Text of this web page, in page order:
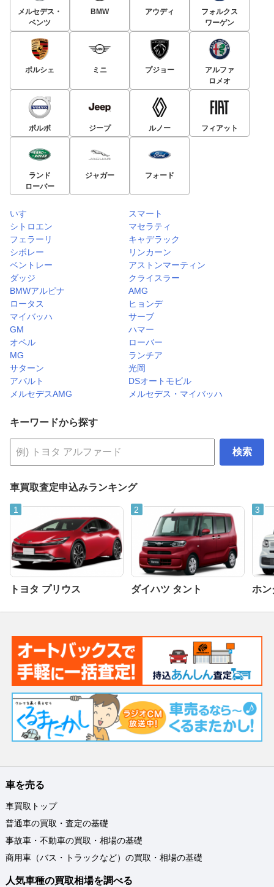
メルセデス・
ベンツ
BMW アウディ
フォルクス
ワーゲン
ポルシェ ミニ プジョー
アルファ
ロメオ
ボルボ ジープ ルノー フィアット
ランド
ローバー
ジャガー フォード
いすゞ
スマート
シトロエン
マセラティ
フェラーリ
キャデラック
シボレー
リンカーン
ベントレー
アストンマーティン
ダッジ
クライスラー
BMWアルピナ
AMG
ロータス
ヒョンデ
マイバッハ
サーブ
GM
ハマー
オペル
ローバー
MG
ランチア
サターン
光岡
アバルト
DSオートモビル
メルセデスAMG
メルセデス・マイバッハ
キーワードから探す
検索
車買取査定申込みランキング
トヨタ プリウス ダイハツ タント ホン
車を売る
車買取トップ
普通車の買取・査定の基礎
事故車・不動車の買取・相場の基礎
商用車（バス・トラックなど）の買取・相場の基礎
人気車種の買取相場を調べる